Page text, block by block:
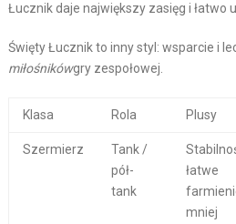
Łucznik daje największy zasięg i łatwo
Święty Łucznik to inny styl: wsparcie i
miłośnikówgry zespołowej.
Klasa Rola Plusy
Szermierz
Tank /
pół-
tank
łatwe
mniej